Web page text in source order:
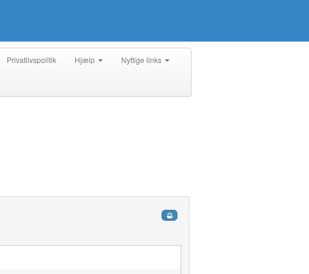
Privatlivspolitik Hjælp Nyttige links